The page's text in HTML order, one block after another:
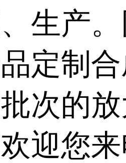
生产
定制
次的
迎您